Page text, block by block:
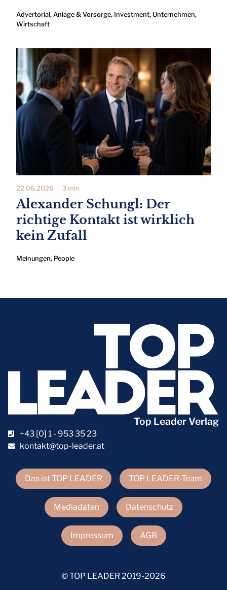
Advertorial, Anlage & Vorsorge, Investment, Unternehmen,
Wirtschaft
22.06.2026 3 min
Alexander Schungl: Der
richtige Kontakt ist wirklich
kein Zufall
Meinungen, People
Das ist TOP LEADER TOP LEADER-Team
Mediadaten Datenschutz
Impressum AGB
Top Leader Verlag
+43 [0] 1 - 953 35 23
kontakt@top-leader.at
© TOP LEADER 2019-2026